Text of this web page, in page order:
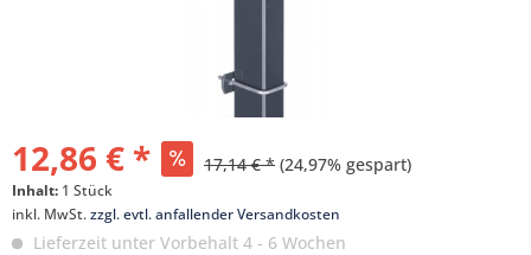
12,86 € * 17,14 € * (24,97% gespart)
Inhalt: 1 Stück
inkl. MwSt.zzgl. evtl. anfallender Versandkosten
Lieferzeit unter Vorbehalt 4 - 6 Wochen